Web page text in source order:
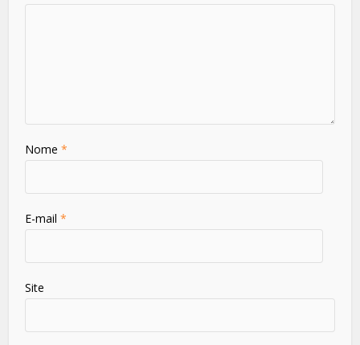
Nome*
E-mail*
Site